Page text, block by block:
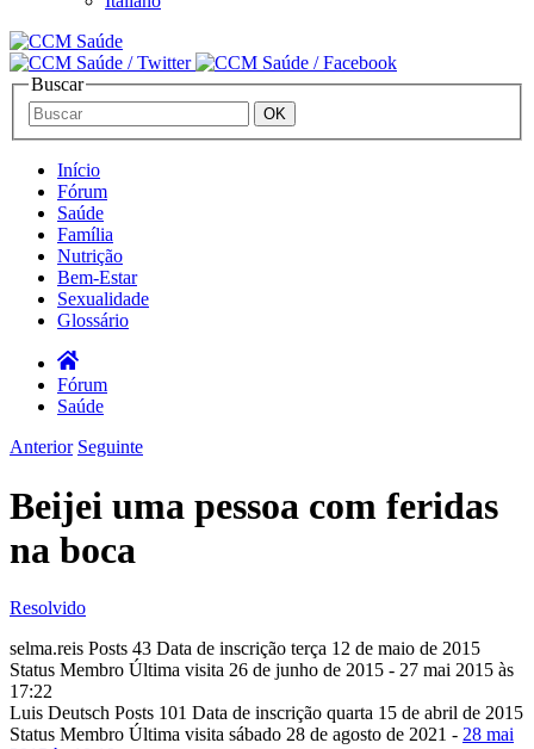
Buscar
Início
Fórum
Saúde
Família
Nutrição
Bem-Estar
Sexualidade
Glossário
Fórum
Saúde
Anterior Seguinte
Beijei uma pessoa com feridas
na boca
Resolvido
selma.reis Posts 43 Data de inscrição terça 12 de maio de 2015
Status Membro Última visita 26 de junho de 2015 - 27 mai 2015 às
17:22
Luis Deutsch Posts 101 Data de inscrição quarta 15 de abril de 2015
Status Membro Última visita sábado 28 de agosto de 2021 - 28 mai